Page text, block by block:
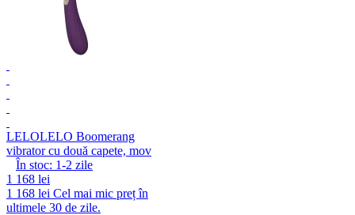
LELOLELO Boomerang
vibrator cu două capete, mov
În stoc: 1-2 zile
1 168 lei
1 168 lei Cel mai mic preț în
ultimele 30 de zile.